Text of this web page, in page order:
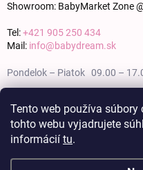
Tento web používa
tohto webu vyjadrujete
informácií tu.
Showroom: BabyMarket Zone
Tel:+421 905 250 434
Mail: info@babydream.sk
Pondelok – Piatok 09.00 –
Nedeľa zatvorené